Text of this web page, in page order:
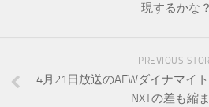
現するかな？
PREVIOUS
4月21日放送のAEWダイナマイ
NXTの差も縮